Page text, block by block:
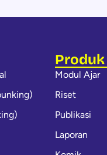
Produk
Modul Ajar
Riset
Publikasi
Laporan